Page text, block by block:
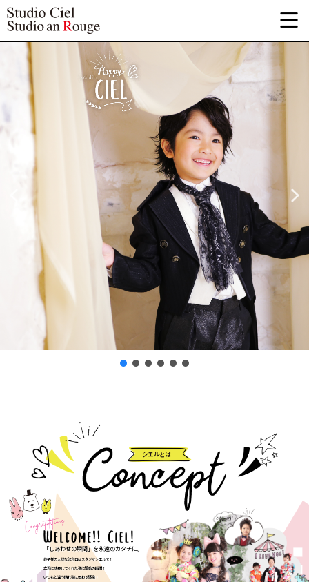
「しあわせの瞬間」を永遠のカタチに。
お子様の大切な記念日はスタジオシエルで！
立派に成長してくれた姿に感動の瞬間！
いつもと違う晴れ姿に思わず感激！